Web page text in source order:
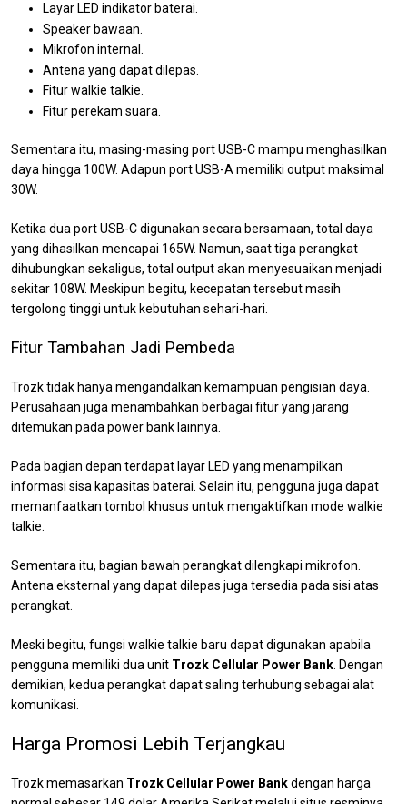
Layar LED indikator baterai.
Speaker bawaan.
Mikrofon internal.
Antena yang dapat dilepas.
Fitur walkie talkie.
Fitur perekam suara.
Sementara itu, masing-masing port USB-C mampu menghasilkan
daya hingga 100W. Adapun port USB-A memiliki output maksimal
30W.
Ketika dua port USB-C digunakan secara bersamaan, total daya
yang dihasilkan mencapai 165W. Namun, saat tiga perangkat
dihubungkan sekaligus, total output akan menyesuaikan menjadi
sekitar 108W. Meskipun begitu, kecepatan tersebut masih
tergolong tinggi untuk kebutuhan sehari-hari.
Fitur Tambahan Jadi Pembeda
Trozk tidak hanya mengandalkan kemampuan pengisian daya.
Perusahaan juga menambahkan berbagai fitur yang jarang
ditemukan pada power bank lainnya.
Pada bagian depan terdapat layar LED yang menampilkan
informasi sisa kapasitas baterai. Selain itu, pengguna juga dapat
memanfaatkan tombol khusus untuk mengaktifkan mode walkie
talkie.
Sementara itu, bagian bawah perangkat dilengkapi mikrofon.
Antena eksternal yang dapat dilepas juga tersedia pada sisi atas
perangkat.
Meski begitu, fungsi walkie talkie baru dapat digunakan apabila
pengguna memiliki dua unit Trozk Cellular Power Bank . Dengan
demikian, kedua perangkat dapat saling terhubung sebagai alat
komunikasi.
Harga Promosi Lebih Terjangkau
Trozk memasarkan Trozk Cellular Power Bankdengan harga